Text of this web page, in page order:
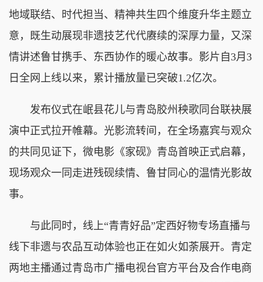
地域联结、时代担当、精神共生四个维度升华主题立
意，既生动展现非遗技艺代代赓续的深厚力量，又深
情讲述鲁甘携手、东西协作的暖心故事。影片自3月3
日全网上线以来，累计播放量已突破1.2亿次。
发布仪式在岷县花儿与青岛胶州秧歌同台联袂展
演中正式拉开帷幕。光影流转间，在全场嘉宾与观众
的共同见证下，微电影《家砚》青岛首映正式启幕，
现场观众一同走进残砚续情、鲁甘同心的温情光影故
事。
与此同时，线上“青青好品”定西好物专场直播与
线下非遗与农品互动体验也正在如火如荼展开。青定
两地主播通过青岛市广播电视台官方平台及合作电商